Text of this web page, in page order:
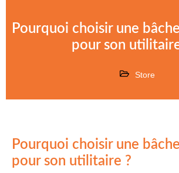
Pourquoi choisir une
pour son
Store
Pourquoi choisir une
pour son utilitaire ?